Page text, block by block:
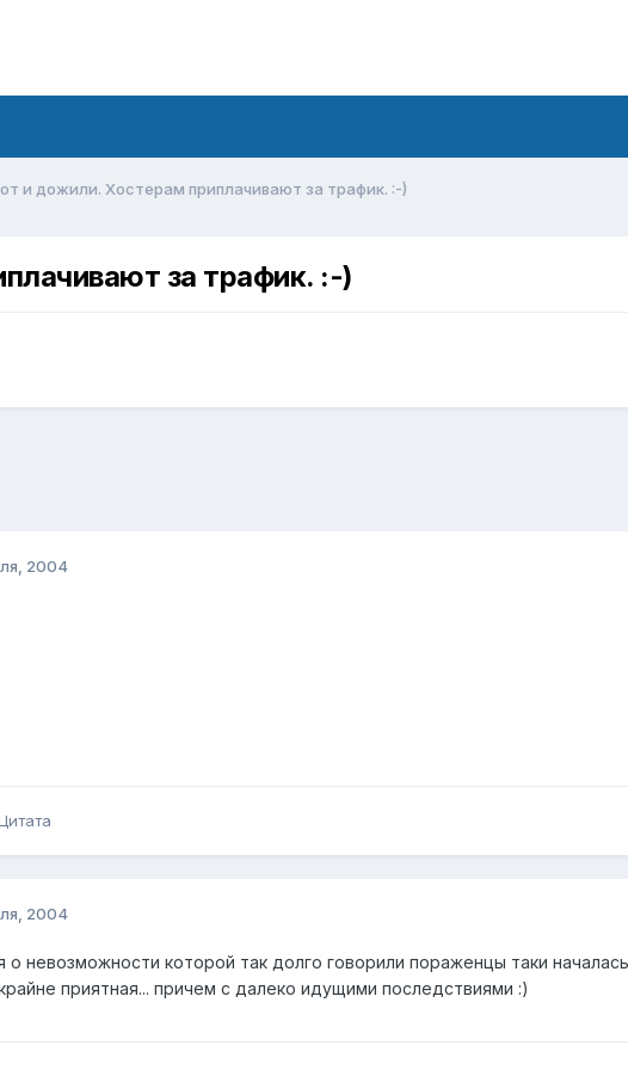
и дожили. Хостерам приплачивают за трафик. :-)
за трафик. :-)
2004
2004
невозможности которой так долго говорили пораженцы таки
приятная... причем с далеко идущими последствиями :)